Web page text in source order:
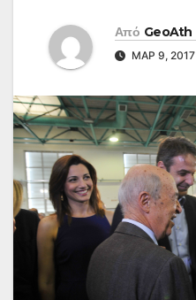
Από GeoAth
ΜΑΡ 9, 2017